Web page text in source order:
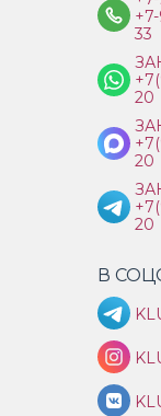
33
20
20
20
В